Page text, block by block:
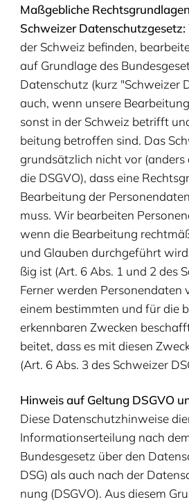
Maß­geb­li­che
Schwei­zer Daten­schutz­ge­setz:
der Schweiz befin­den,
auf Grund­la­ge des
Daten­schutz (kurz "Schwei­zer
auch, wenn unse­re
sonst in der Schweiz betrifft
bei­tung betrof­fen sind. Das
grund­sätz­lich nicht vor (anders
die DSGVO), dass eine
Bear­bei­tung der
muss. Wir bear­bei­ten
wenn die Bear­bei­tung
und Glau­ben durch­ge­führt
ßig ist (Art. 6Abs. 1 und 2 des
Fer­ner wer­den Per­so­nen­da­ten
einem bestimm­ten und für die
erkenn­ba­ren Zwe­cken
bei­tet, dass es mit die­sen
(Art. 6Abs. 3 des Schwei­zer
Hin­weis auf Gel­tung DSGVO
Die­se Daten­schutz­hin­wei­se
Infor­ma­ti­ons­er­tei­lung nach
Bun­des­ge­setz über den
DSG) als auch nach der
nung (DSGVO). Aus die­sem